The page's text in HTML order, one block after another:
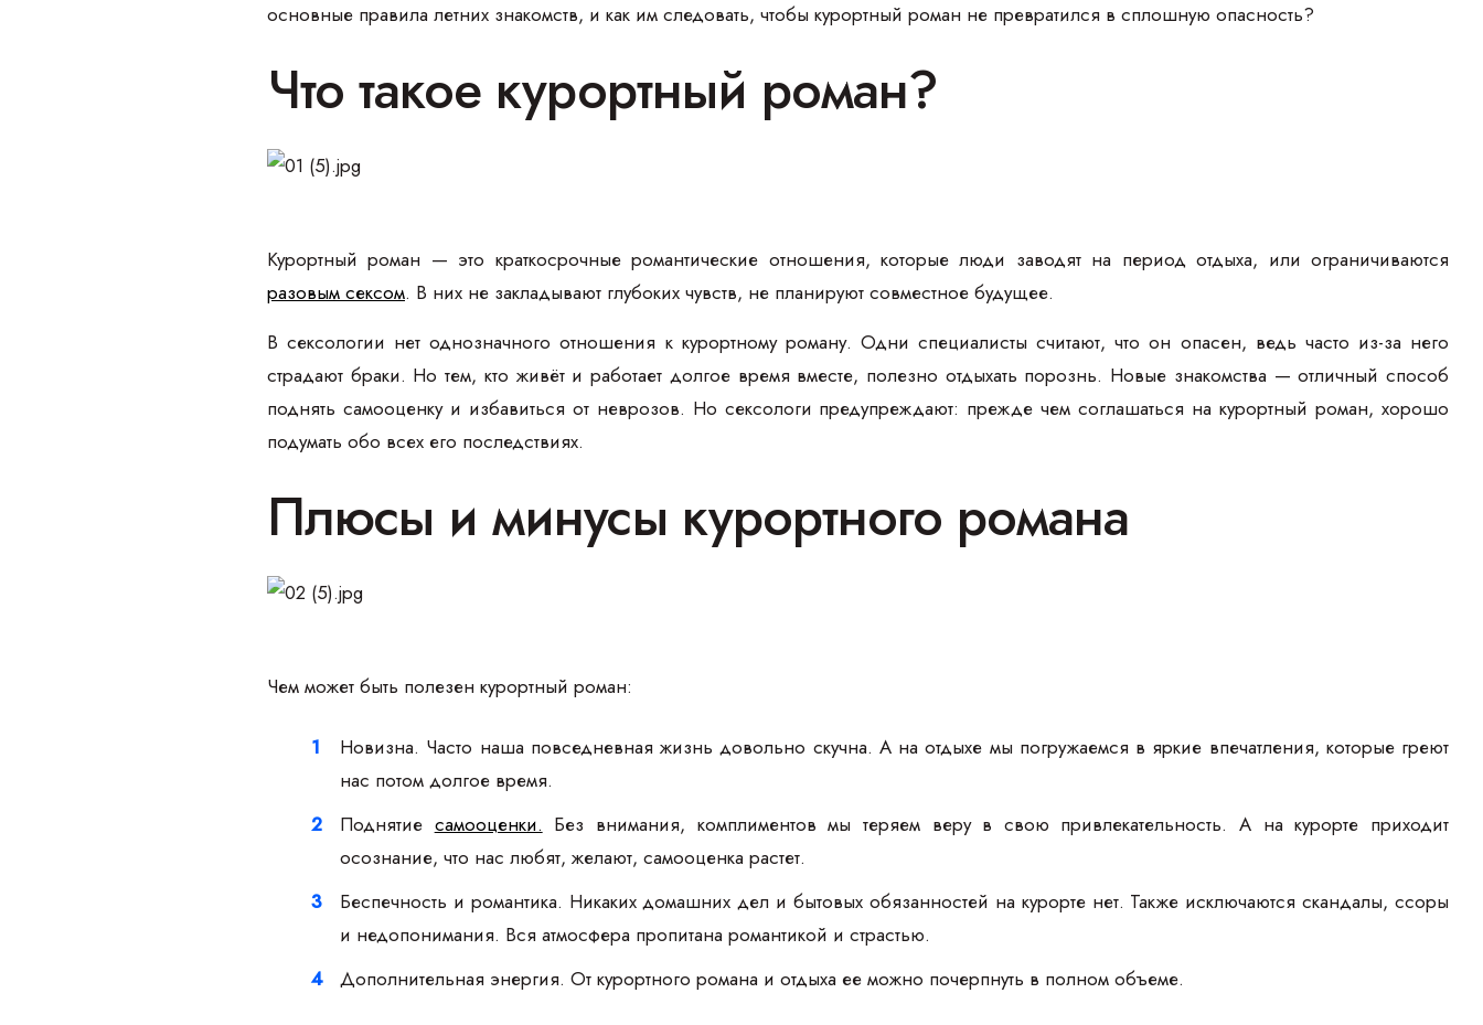
основные правила летних знакомств, и как им следовать, чтобы курортный роман не превратился в сплошную опасность?
Что такое курортный роман?
Курортный роман — это краткосрочные романтические отношения, которые люди заводят на период отдыха, или ограничиваются
разовым сексом. В них не закладывают глубоких чувств, не планируют совместное будущее.
В сексологии нет однозначного отношения к курортному роману. Одни специалисты считают, что он опасен, ведь часто из-за него
страдают браки. Но тем, кто живёт и работает долгое время вместе, полезно отдыхать порознь. Новые знакомства — отличный способ
поднять самооценку и избавиться от неврозов. Но сексологи предупреждают: прежде чем соглашаться на курортный роман, хорошо
подумать обо всех его последствиях.
Плюсы и минусы курортного романа
Чем может быть полезен курортный роман:
Новизна. Часто наша повседневная жизнь довольно скучна. А на отдыхе мы погружаемся в яркие впечатления, которые греют
нас потом долгое время.
Поднятие самооценки. Без внимания, комплиментов мы теряем веру в свою привлекательность. А на курорте приходит
осознание, что нас любят, желают, самооценка растет.
Беспечность и романтика. Никаких домашних дел и бытовых обязанностей на курорте нет. Также исключаются скандалы, ссоры
и недопонимания. Вся атмосфера пропитана романтикой и страстью.
Дополнительная энергия. От курортного романа и отдыха ее можно почерпнуть в полном объеме.